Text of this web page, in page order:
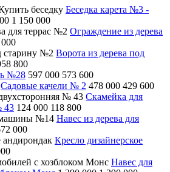
Беседка карета №3 -
1 150 000
Ограждение из дерева
Ворота из дерева под
800
№28 597 000 573 600
Садовые качели № 2 478 000 429 600
Скамейка для
43 124 000 118 800
Навес из дерева для
000
Кресло дизайнерское
Навес для